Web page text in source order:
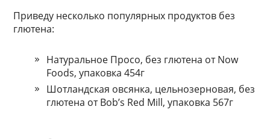
Приведу несколько популярных продуктов без
глютена:
Натуральное Просо, без глютена от Now
Foods, упаковка 454г
Шотландская овсянка, цельнозерновая, без
глютена от Bob’s Red Mill, упаковка 567г